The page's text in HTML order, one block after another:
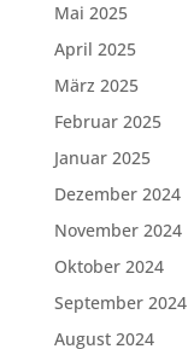
Mai 2025
April 2025
März 2025
Februar 2025
Januar 2025
Dezember 2024
November 2024
Oktober 2024
September 2024
August 2024